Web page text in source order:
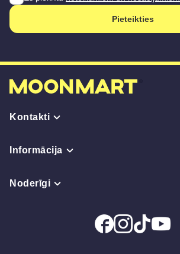
Pieteikties
Kontakti
Informācija
Noderīgi